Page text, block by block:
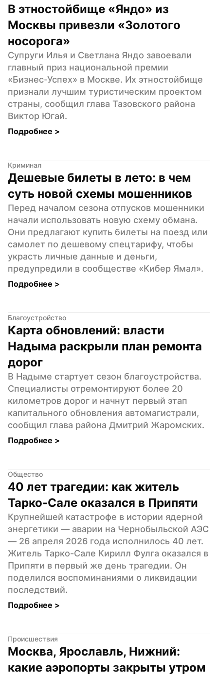
В этностойбище «Яндо» из
Москвы привезли «Золотого
носорога»
Супруги Илья и Светлана Яндо завоевали
главный приз национальной премии
«Бизнес-Успех» в Москве. Их этностойбище
признали лучшим туристическим проектом
страны, сообщил глава Тазовского района
Виктор Югай.
Подробнее >
Криминал
Дешевые билеты в лето: в чем
суть новой схемы мошенников
Перед началом сезона отпусков мошенники
начали использовать новую схему обмана.
Они предлагают купить билеты на поезд или
самолет по дешевому спецтарифу, чтобы
украсть личные данные и деньги,
предупредили в сообществе «Кибер Ямал».
Подробнее >
Благоустройство
Карта обновлений: власти
Надыма раскрыли план ремонта
дорог
В Надыме стартует сезон благоустройства.
Специалисты отремонтируют более 20
километров дорог и начнут первый этап
капитального обновления автомагистрали,
сообщил глава района Дмитрий Жаромских.
Подробнее >
Общество
40 лет трагедии: как житель
Тарко-Сале оказался в Припяти
Крупнейшей катастрофе в истории ядерной
энергетики — аварии на Чернобыльской АЭС
— 26 апреля 2026 года исполнилось 40 лет.
Житель Тарко-Сале Кирилл Фулга оказался в
Припяти в первый же день трагедии. Он
поделился воспоминаниями о ликвидации
последствий.
Подробнее >
Происшествия
Москва, Ярославль, Нижний:
какие аэропорты закрыты утром